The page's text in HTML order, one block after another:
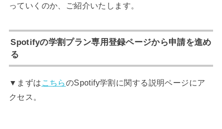
っていくのか、ご紹介いたします。
Spotifyの学割プラン専用登録ページから申請を進め
る
▼まずは こちらのSpotify学割に関する説明ページにア
クセス。